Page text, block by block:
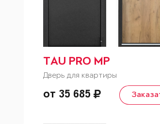
TAU PRO MP
Дверь для квартиры
от 35 685